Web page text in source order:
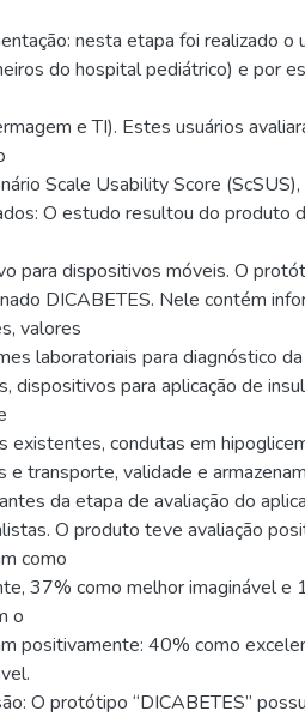
nesta etapa foi realizado o
do hospital pediátrico) e por
e TI). Estes usuários
Scale Usability Score
O estudo resultou do produto
para dispositivos móveis. O
DICABETES. Nele contém
valores
laboratoriais para diagnóstico
dispositivos para aplicação de
existentes, condutas em
e transporte, validade e
da etapa de avaliação do
O produto teve avaliação
como
37% como melhor imaginável e
o
positivamente: 40% como
O protótipo “DICABETES”